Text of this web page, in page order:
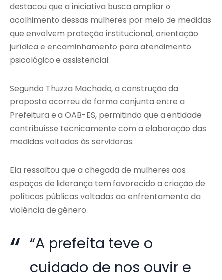
destacou que a iniciativa busca ampliar o
acolhimento dessas mulheres por meio de medidas
que envolvem proteção institucional, orientação
jurídica e encaminhamento para atendimento
psicológico e assistencial.
Segundo Thuzza Machado, a construção da
proposta ocorreu de forma conjunta entre a
Prefeitura e a OAB-ES, permitindo que a entidade
contribuísse tecnicamente com a elaboração das
medidas voltadas às servidoras.
Ela ressaltou que a chegada de mulheres aos
espaços de liderança tem favorecido a criação de
políticas públicas voltadas ao enfrentamento da
violência de gênero.
“A prefeita teve o
cuidado de nos ouvir e